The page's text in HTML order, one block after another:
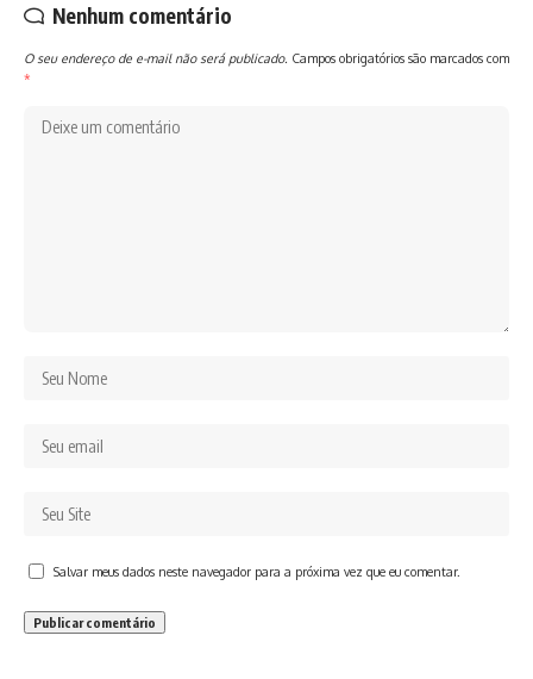
Nenhum comentário
O seu endereço de e-mail não será publicado. Campos obrigatórios são marcados com
*
Salvar meus dados neste navegador para a próxima vez que eu comentar.